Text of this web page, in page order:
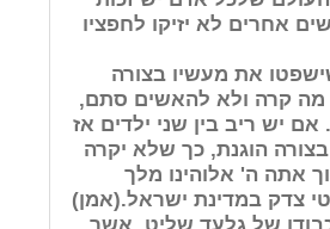
אחרים לא יזיקו לחפציו
את מעשיו בצורה
מה קרה ולא להאשים סתם,
יש ריב בין שני ילדים אז
הוגנת, כך שלא יקרה
אתה ה' אלוהינו מלך
צדק במדינת ישראל.(אמן)
של גלעד שליט, אשר